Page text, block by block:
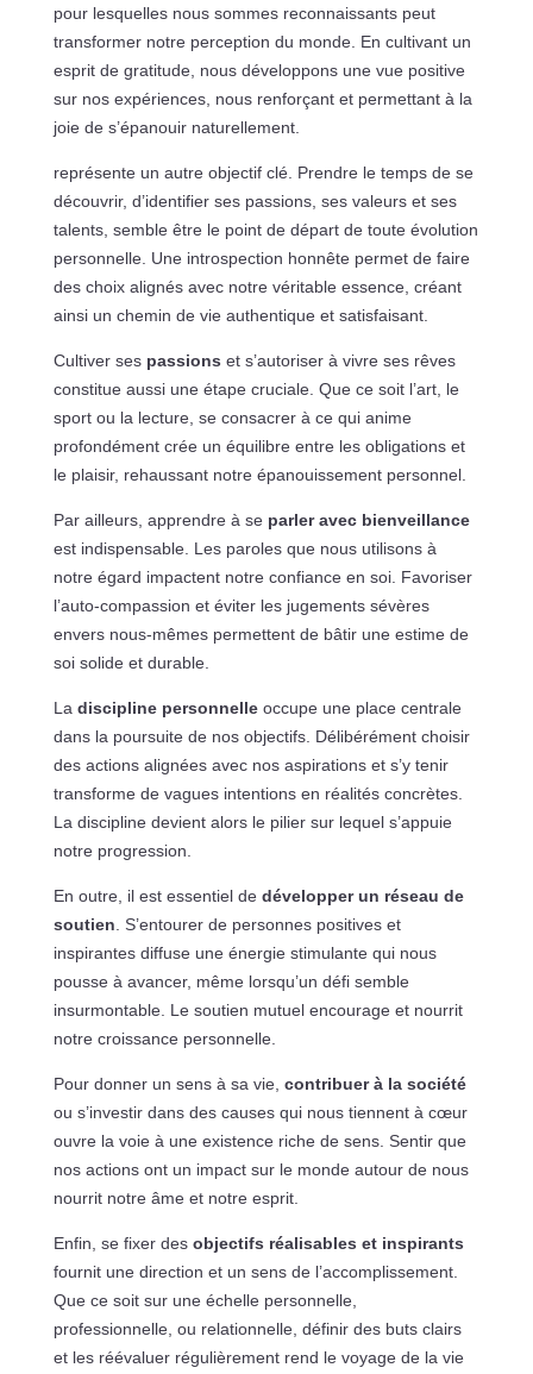
pour lesquelles nous sommes reconnaissants peut
transformer notre perception du monde. En cultivant un
esprit de gratitude, nous développons une vue positive
sur nos expériences, nous renforçant et permettant à la
joie de s’épanouir naturellement.
représente un autre objectif clé. Prendre le temps de se
découvrir, d’identifier ses passions, ses valeurs et ses
talents, semble être le point de départ de toute évolution
personnelle. Une introspection honnête permet de faire
des choix alignés avec notre véritable essence, créant
ainsi un chemin de vie authentique et satisfaisant.
Cultiver ses passions et s’autoriser à vivre ses rêves
constitue aussi une étape cruciale. Que ce soit l’art, le
sport ou la lecture, se consacrer à ce qui anime
profondément crée un équilibre entre les obligations et
le plaisir, rehaussant notre épanouissement personnel.
Par ailleurs, apprendre à se parler avec bienveillance
est indispensable. Les paroles que nous utilisons à
notre égard impactent notre confiance en soi. Favoriser
l’auto-compassion et éviter les jugements sévères
envers nous-mêmes permettent de bâtir une estime de
soi solide et durable.
La discipline personnelleoccupe une place centrale
dans la poursuite de nos objectifs. Délibérément choisir
des actions alignées avec nos aspirations et s’y tenir
transforme de vagues intentions en réalités concrètes.
La discipline devient alors le pilier sur lequel s’appuie
notre progression.
En outre, il est essentiel de développer un réseau de
soutien . S’entourer de personnes positives et
inspirantes diffuse une énergie stimulante qui nous
pousse à avancer, même lorsqu’un défi semble
insurmontable. Le soutien mutuel encourage et nourrit
notre croissance personnelle.
Pour donner un sens à sa vie, contribuer à la société
ou s’investir dans des causes qui nous tiennent à cœur
ouvre la voie à une existence riche de sens. Sentir que
nos actions ont un impact sur le monde autour de nous
nourrit notre âme et notre esprit.
Enfin, se fixer des objectifs réalisables et inspirants
fournit une direction et un sens de l’accomplissement.
Que ce soit sur une échelle personnelle,
professionnelle, ou relationnelle, définir des buts clairs
et les réévaluer régulièrement rend le voyage de la vie